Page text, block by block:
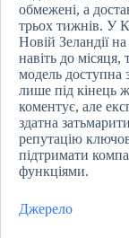
обмежені, а
трьох тижнів. У
Новій Зеландії
навіть до місяця,
модель доступна
лише під кінець
коментує, але
здатна
репутацію
підтримати
функціями.
Джерело